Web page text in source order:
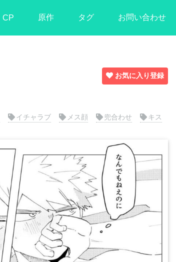
CP 原作 タグ お問い合わせ
お気に入り登録
イチャラブ メス顔 兜合わせ
キス